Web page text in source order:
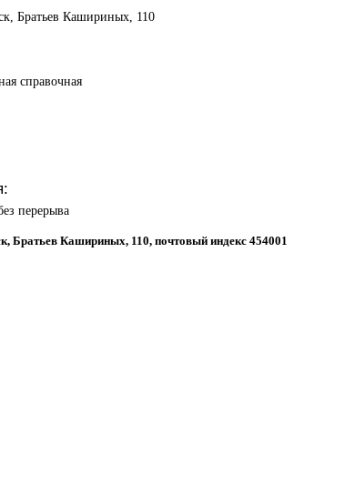
Братьев Кашириных, 110
справочная
перерыва
Братьев Кашириных, 110, почтовый индекс 454001